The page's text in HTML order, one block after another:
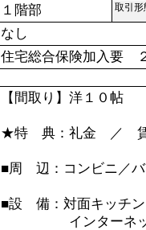
１階部 取引形
なし
住宅総合保険加入要
【間取り】洋１０
★特 典：礼金 ／ 賃
■周 辺：コンビニ／
■設 備：対面キッチン
インターネット入